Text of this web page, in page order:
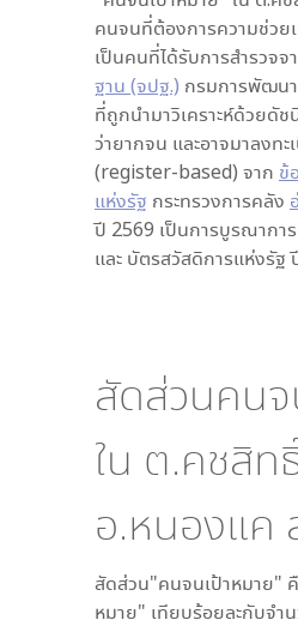
คนจนที่ต้องการความช่วย
เป็นคนที่ได้รับการสำรวจจ
ฐาน (จปฐ.) กรมการพัฒน
ที่ถูกนำมาวิเคราะห์ด้วยดั
ว่ายากจน และอาจมาลงท
(register-based) จาก ข้
แห่งรัฐ กระทรวงการคลัง
ปี 2569 เป็นการบูรณากา
และ บัตรสวัสดิการแห่งรัฐ
สัดส่วนคนจ
ใน ต.คชสิท
อ.หนองแค
สัดส่วน"คนจนเป้าหมาย"
หมาย" เทียบร้อยละกับจำ